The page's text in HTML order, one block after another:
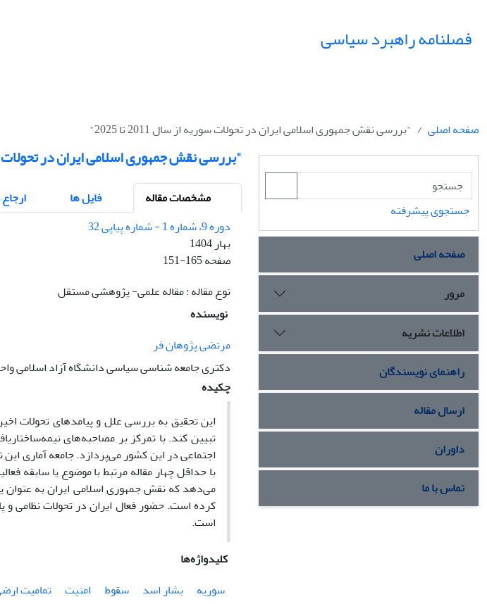
فصلنامه راهبرد سیاسی
صفحه اصلی "بررسی نقش جمهوری اسلامی ایران در تحولات سوریه از سال 2011 تا 2025"
"بررسی نقش جمهوری اسلامی ایران در تحولات سوریه از
مشخصات مقاله فایل ها
دوره 9، شماره 1 - شماره پیاپی 32
بهار 1404
صفحه151-165
نوع مقاله : مقاله علمی- پژوهشی مستقل
نویسنده
مرتضی پژوهان فر
دکتری جامعه شناسی سیاسی دانشگاه آزاد اسلامی
چکیده
این تحقیق به بررسی علل و پیامدهای تحولات
تبیین کند. با تمرکز بر مصاحبه‌های
اجتماعی در این کشور می‌پردازد. جامعه آماری
با حداقل چهار مقاله مرتبط با موضوع یا سابقه
می‌دهد که نقش جمهوری اسلامی ایران به عنوان
کرده است. حضور فعال ایران در تحولات نظامی
است.
کلیدواژه‌ها
سوریه
بشار اسد سقوط امنیت
تمامیت
جستجوی پیشرفته
صفحه اصلی
مرور
اطلاعات نشریه
راهنمای نویسندگان
ارسال مقاله
داوران
تماس با ما